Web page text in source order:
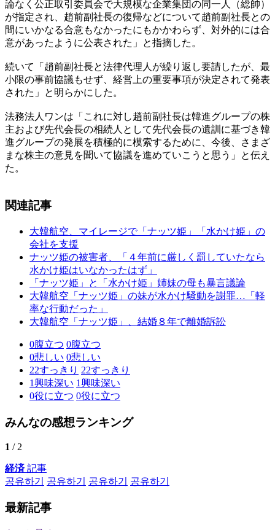
論なく公正取引委員会で大規模な企業集団の同一人（総帥）
が指定され、趙前副社長の復帰などについて趙前副社長との
間にいかなる合意もなかったにもかかわらず、対外的には合
意があったように公表された」と指摘した。
続いて「趙前副社長と法律代理人が繰り返し要請したが、最
小限の事前協議もせず、経営上の重要事項が決定されて発表
された」と明らかにした。
法務法人ワンは「これに対し趙前副社長は韓進グループの株
主および先代会長の相続人として先代会長の遺訓に基づき韓
進グループの発展を積極的に模索するために、今後、さまざ
まな株主の意見を聞いて協議を進めていこうと思う」と伝え
た。
関連記事
大韓航空、マイレージで「ナッツ姫」「水かけ姫」の
会社を支援
ナッツ姫の被害者、「４年前に厳しく罰していたなら
水かけ姫はいなかったはず」
「ナッツ姫」と「水かけ姫」姉妹の母も暴言議論
大韓航空「ナッツ姫」の妹が水かけ騒動を謝罪…「軽
率な行動だった」
大韓航空「ナッツ姫」、結婚８年で離婚訴訟
0腹立つ 0腹立つ
0悲しい 0悲しい
22すっきり 22すっきり
1興味深い 1興味深い
0役に立つ 0役に立つ
みんなの感想ランキング
1 / 2
経済記事
공유하기
공유하기 공유하기 공유하기
最新記事